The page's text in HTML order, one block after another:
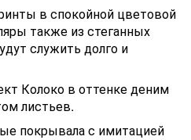
в спокойной цветовой
также из стеганных
служить долго и
Колоко в оттенке деним
листьев.
покрывала с имитацией